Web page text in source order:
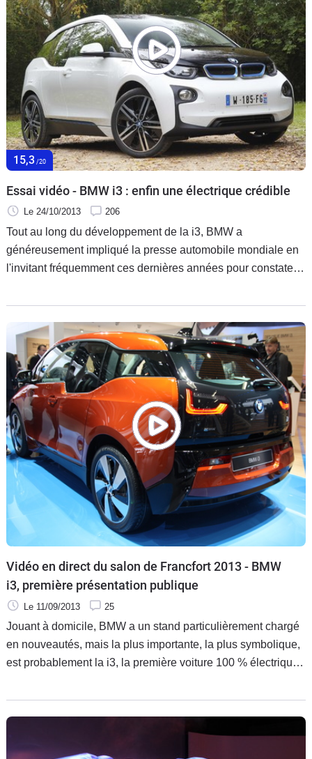
15,3 /20
Essai vidéo - BMW i3 : enfin une électrique crédible
Le 24/10/2013 206
Tout au long du développement de la i3, BMW a
généreusement impliqué la presse automobile mondiale en
l'invitant fréquemment ces dernières années pour constater
prototypes. C'est cependant à double tranchant pour le
constructeur bavarois puisque cela a créé une véritable
attente dans la profession, et de cette attente sont nées,
forcément, autant d'exigences. Maintenant qu'elle va faire
son entrée dans les concessions le 14 novembre prochain,
est-elle finalement à la hauteur de nos espérances ?
Vidéo en direct du salon de Francfort 2013 - BMW
i3, première présentation publique
Le 11/09/2013 25
Jouant à domicile, BMW a un stand particulièrement chargé
en nouveautés, mais la plus importante, la plus symbolique,
est probablement la i3, la première voiture 100 % électrique